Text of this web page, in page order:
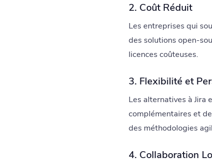
2. Coût Réduit
Les entreprises qui
des solutions open-
licences coûteuses.
3. Flexibilité et
Les alternatives à Jira
complémentaires et
des méthodologies
4. Collaboration